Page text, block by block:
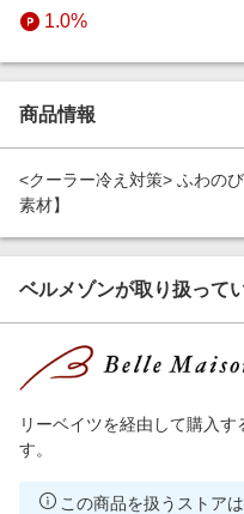
家電・PC・スマホ・カメラ
エンタメ
スポーツ・アウトドア・ゴルフ
インテリア・寝具
ペット・花・DIY・車
金融・マネー・保険
デジタルコンテンツ
ビジネス・その他サービス
楽天サービス特集
旅行特集
とことん買い物チャレンジ
Apple公式サイト×楽天カード
Qoo10メガポ
Samsung ボーナスキャンペ
週末の高還元 夏の長期版
1.0%
商品情報
<クーラー冷え対策> ふわの
素材】
ベルメゾンが取り扱って
リーベイツを経由して購入
す。
この商品を扱うストア